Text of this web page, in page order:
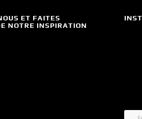
ET FAITES
NOTRE INSPIRATION